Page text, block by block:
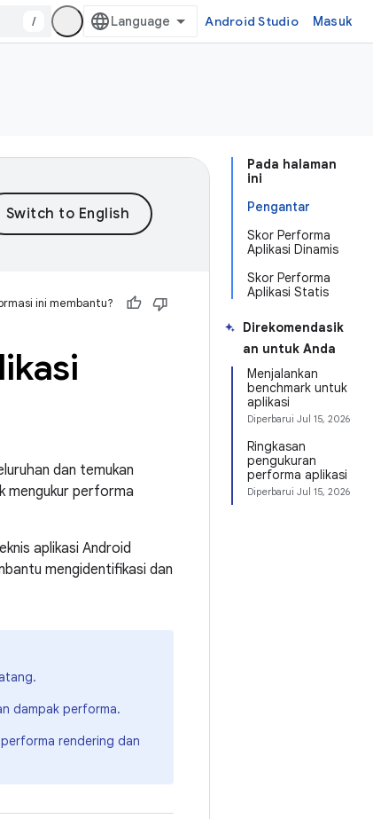
/ Android Studio Masuk
Pada halaman
ini
Pengantar
Skor Performa
Aplikasi Dinamis
Skor Performa
Aplikasi Statis
Direkomendasik
an untuk Anda
Menjalankan
benchmark untuk
aplikasi
Diperbarui Jul 15, 2026
Ringkasan
pengukuran
performa aplikasi
Diperbarui Jul 15, 2026
ini membantu?
dan temukan
mengukur performa
aplikasi Android
mengidentifikasi dan
dampak performa.
rendering dan